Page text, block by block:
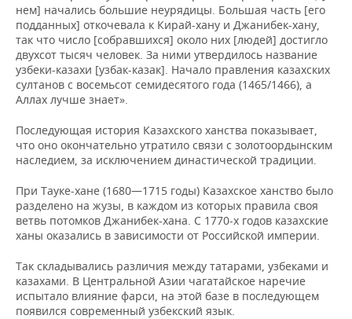
нем] начались большие неурядицы. Большая часть [его
подданных] откочевала к Кирай-хану и Джанибек-хану,
так что число [собравшихся] около них [людей] достигло
двухсот тысяч человек. За ними утвердилось название
узбеки-казахи [узбак-казак]. Начало правления казахских
султанов с восемьсот семидесятого года (1465/1466), а
Аллах лучше знает».
Последующая история Казахского ханства показывает,
что оно окончательно утратило связи с золотоордынским
наследием, за исключением династической традиции.
При Тауке-хане (1680—1715 годы) Казахское ханство было
разделено на жузы, в каждом из которых правила своя
ветвь потомков Джанибек-хана. С 1770-х годов казахские
ханы оказались в зависимости от Российской империи.
Так складывались различия между татарами, узбеками и
казахами. В Центральной Азии чагатайское наречие
испытало влияние фарси, на этой базе в последующем
появился современный узбекский язык.